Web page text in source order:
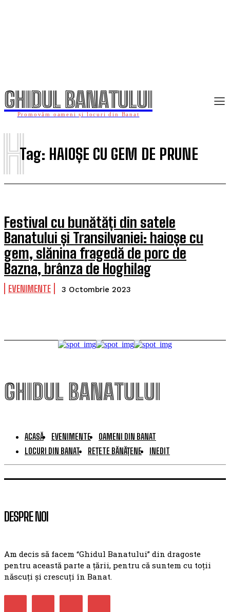
GHIDUL BANATULUI
Promovăm oameni și locuri din Banat
Tag: HAIOȘE CU GEM DE PRUNE
H
Festival cu bunătăți din satele
Banatului și Transilvaniei: haioșe cu
gem, slănina fragedă de porc de
Bazna, brânza de Hoghilag
EVENIMENTE 3 Octombrie 2023
GHIDUL BANATULUI
ACASĂ EVENIMENTE
OAMENI DIN BANAT
LOCURI DIN BANAT
REȚETE BĂNĂȚENE INEDIT
DESPRE NOI
Am decis să facem “Ghidul Banatului” din dragoste
pentru această parte a țării, pentru că suntem cu toții
născuți și crescuți în Banat.